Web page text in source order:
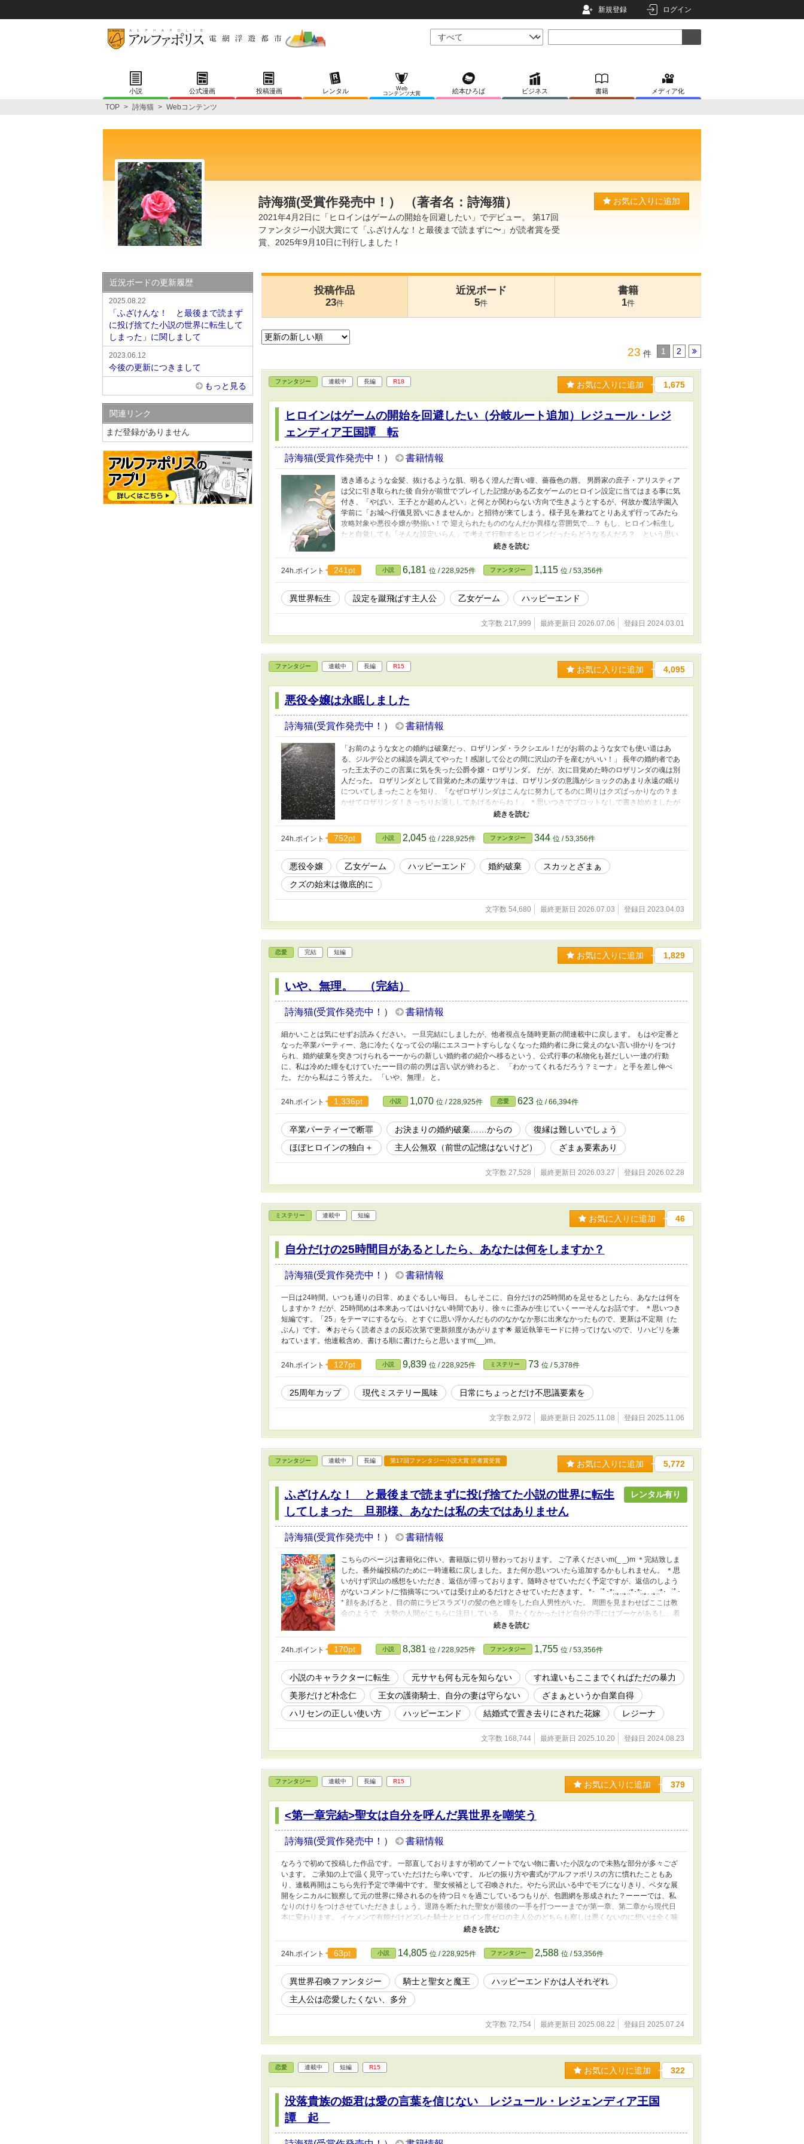
新規登録 ログイン
小説 公式漫画 投稿漫画 レンタル
Web
コンテンツ大賞
絵本ひろば ビジネス 書籍 メディア化
TOP > 詩海猫 > Webコンテンツ
詩海猫(受賞作発売中！） （著者名：詩海猫）
2021年4月2日に「ヒロインはゲームの開始を回避したい」でデビュー。 第17回
ファンタジー小説大賞にて「ふざけんな！と最後まで読まずに〜」が読者賞を受
賞、2025年9月10日に刊行しました！
お気に入りに追加
投稿作品
23件
近況ボード
5件
書籍
1件
23 件 1 2
ファンタジー 連載中 長編 R18 お気に入りに追加 1,675
ヒロインはゲームの開始を回避したい（分岐ルート追加）レジュール・レジ
ェンディア王国譚 転
詩海猫(受賞作発売中！） 書籍情報
透き通るような金髪、抜けるような肌、明るく澄んだ青い瞳、薔薇色の唇。 男爵家の庶子・アリスティア
は父に引き取られた後 自分が前世でプレイした記憶がある乙女ゲームのヒロイン設定に当てはまる事に気
付き、「やばい、王子とか超めんどい」と何とか関わらない方向で生きようとするが、何故か魔法学園入
学前に「お城へ行儀見習いにきませんか」と招待が来てしまう。様子見を兼ねてとりあえず行ってみたら
攻略対象や悪役令嬢が勢揃い！で 迎えられたもののなんだか異様な雰囲気で…？ もし、ヒロイン転生し
たと自覚しても「そんな設定いらん」て考えて行動するヒロインだったらどうなるんだろ？ という思い
つきから書き始めた話です。 ♗ レジュール・レジェンディア王国譚 起……没落貴族の姫君は愛の言葉を
った伯爵令嬢はまだ恋を知らない（キオ恋・アルファポリス・なろうにて完結）
転……ヒロインはゲームの開始を回避したい（ヒロ回・今作。
結……プロット制作中、タイトル未定 同じく投稿中の「記憶が戻
たアルフレッドルート再掲はじめました。時系列に合わせて差込になっております。「火竜V Sヒロイ
ン」の次からです。 ＊2021年4月2日に一迅社ノベルスより書籍化されておりますが、出版社との契約終
了に伴い運営に問い合わせ、掲載可とのお返事をいただき掲載しております。掲載期間は未定ですが出版
用にかなりカットしたものでなく、前半はほぼムーンライトノベルスにて連載当時のものとなります。直
しきれておらず読みにくい部分もあるかと思いますがご留意ください。 →書籍化部分後半〜ムーンライト
完結当時のものより一部又は大幅変更したエピソードあり、45話以降は書き直し部分が多いため時間をい
ただいております。
24h.ポイント 241pt 小説 6,181 位 / 228,925件 ファンタジー 1,115 位 / 53,356件
異世界転生 設定を蹴飛ばす主人公 乙女ゲーム ハッピーエンド
文字数 217,999 最終更新日 2026.07.06 登録日 2024.03.01
ファンタジー 連載中 長編 R15 お気に入りに追加 4,095
悪役令嬢は永眠しました
詩海猫(受賞作発売中！） 書籍情報
「お前のような女との婚約は破棄だっ、ロザリンダ・ラクシエル！だがお前のような女でも使い道はあ
る、ジルデ公との縁談を調えてやった！感謝して公との間に沢山の子を産むがいい！」 長年の婚約者であ
った王太子のこの言葉に気を失った公爵令嬢・ロザリンダ。 だが、次に目覚めた時のロザリンダの魂は別
人だった。 ロザリンダとして目覚めた木の葉サツキは、ロザリンダの意識がショックのあまり永遠の眠り
についてしまったことを知り、「なぜロザリンダはこんなに努力してるのに周りはクズばっかりなの？ま
かせてロザリンダ！きっちりお返ししてあげるからね！」 ＊思いつきでプロットなしで書き始めましたが
結末は決めています。暗い展開の話を書いているとメンタルにもろに影響して生活に支障が出ることに気
態に合わせて書けるものから書いていくことにします、ご了承下さいm(_ _)m
24h.ポイント 752pt 小説 2,045 位 / 228,925件 ファンタジー 344 位 / 53,356件
悪役令嬢 乙女ゲーム ハッピーエンド 婚約破棄
スカッとざまぁ
クズの始末は徹底的に
文字数 54,680 最終更新日 2026.07.03 登録日 2023.04.03
恋愛 完結 短編 お気に入りに追加 1,829
いや、無理。 （完結）
詩海猫(受賞作発売中！） 書籍情報
細かいことは気にせずお読みください。 一旦完結にしましたが、他者視点を随時更新の間連載中に戻します。 もはや定番と
なった卒業パーティー、急に冷たくなって公の場にエスコートすらしなくなった婚約者に身に覚えのない言い掛かりをつけ
られ、婚約破棄を突きつけられるーーからの新しい婚約者の紹介へ移るという、公式行事の私物化も甚だしい一連の行動
に、私は冷めた瞳をむけていたーー目の前の男は言い訳が終わると、 「わかってくれるだろう？ミーナ」 と手を差し伸べ
た。 だから私はこう答えた。 「いや、無理」 と。
24h.ポイント 1,336pt 小説 1,070 位 / 228,925件 恋愛 623 位 / 66,394件
卒業パーティーで断罪 お決まりの婚約破棄……からの
復縁は難しいでしょう
ほぼヒロインの独白＋
主人公無双（前世の記憶はないけど） ざまぁ要素あり
文字数 27,528 最終更新日 2026.03.27 登録日 2026.02.28
ミステリー 連載中 短編 お気に入りに追加 46
自分だけの25時間目があるとしたら、あなたは何をしますか？
詩海猫(受賞作発売中！） 書籍情報
一日は24時間。いつも通りの日常、めまぐるしい毎日。 もしそこに、自分だけの25時間めを足せるとしたら、あなたは何を
しますか？ だが、25時間めは本来あってはいけない時間であり、徐々に歪みが生じていくーーそんなお話です。 ＊思いつき
短編です。「25」をテーマにするなら、とすぐに思い浮かんだもののなかなか形に出来なかったもので、更新は不定期（た
ぶん）です。 🌟おそらく読者さまの反応次第で更新頻度があがります🌟 最近執筆モードに持ってけないので、リハビリを兼
ねています。他連載含め、書ける順に書けたらと思いますm(__)m。
24h.ポイント 127pt 小説 9,839 位 / 228,925件 ミステリー 73 位 / 5,378件
25周年カップ 現代ミステリー風味 日常にちょっとだけ不思議要素を
文字数 2,972 最終更新日 2025.11.08 登録日 2025.11.06
ファンタジー 連載中 長編 第17回ファンタジー小説大賞 読者賞受賞 お気に入りに追加 5,772
ふざけんな！ と最後まで読まずに投げ捨てた小説の世界に転生
してしまった 旦那様、あなたは私の夫ではありません
レンタル有り
詩海猫(受賞作発売中！） 書籍情報
こちらのページは書籍化に伴い、書籍版に切り替わっております。 ご了承くださいm(_ _)m ＊完結致しま
した。番外編投稿のために一時連載に戻しました。また何か思いついたら追加するかもしれません。 ＊思
いがけず沢山の感想をいただき、返信が滞っております。随時させていただく予定ですが、返信のしよう
がないコメント/ご指摘等については受け止めるだけとさせていただきます。 *･゜ﾟ･*:.｡..｡.:*･*:.｡. .｡.:*･゜ﾟ･
* 顔をあげると、目の前にラピスラズリの髪の色と瞳をした白人男性がいた。 周囲を見まわせばここは教
会のようで、大勢の人間がこちらに注目している。 見たくなかったけど自分の手にはブーケがあるし、着
ているものはウエディングドレスっぽい。 脳内？？が多過ぎて固まって動かない私に美形が語りかける。
基本既婚者でまとめられている護衛騎士に、なぜ彼が入っていたかと言うと以前王女が誘拐された時、救
出したのが彼だったから。 だが、外国の王族との縁談の話が上がった時に独身のしかも若い騎士がついて
た。 日本で私は社畜だった。 暗黒な日々の中、私の唯一の楽しみだったのは、ロマンス小説。 あらかた
読み尽くしたところで、友達から勧められたのがこの『ロゼの幸福』。 「ふざけんな＿＿＿！！！」 と
最後まで読むことなく投げ出した、私が前世の人生最後に読んだ小説の中に、私は転生してしまった。
24h.ポイント 170pt 小説 8,381 位 / 228,925件 ファンタジー 1,755 位 / 53,356件
小説のキャラクターに転生 元サヤも何も元を知らない
すれ違いもここまでくればただの暴力
美形だけど朴念仁
王女の護衛騎士、自分の妻は守らない
ざまぁというか自業自得
ハリセンの正しい使い方
ハッピーエンド 結婚式で置き去りにされた花嫁 レジーナ
文字数 168,744 最終更新日 2025.10.20 登録日 2024.08.23
ファンタジー 連載中 長編 R15 お気に入りに追加 379
<第一章完結>聖女は自分を呼んだ異世界を嘲笑う
詩海猫(受賞作発売中！） 書籍情報
なろうで初めて投稿した作品です。 一部直しておりますが初めてノートでない物に書いた小説なので未熟な部分が多々ござ
います。 ご承知の上で温く見守っていただけたら幸いです。 ルビの振り方や書式がアルファポリスの方に慣れたこともあ
り、連載再開はこちら先行予定で準備中です。 聖女候補として召喚された。やたら沢山いる中でモブになりきり、ベタな展
開をシニカルに観察して元の世界に帰されるのを待つ日々を過ごしているつもりが、包囲網を形成された？ーーーでは、私
なりのけりをつけさせていただきましょう。退路を断たれた聖女が最後の一手を打つーーまでが第一章、第二章から現代日
本に変わります。 イケメンで有能だけどズレた騎士とヒロイン度ゼロの主人公のどちらも察しは悪くないのに想いは全く噛
み合ってない(けど別に憎みあってもいない、多分)やり取りが主軸、なのは二部以降も変わりません。 ＊実在の人物及び名
24h.ポイント
63pt 小説 14,805 位 / 228,925件 ファンタジー 2,588 位 / 53,356件
異世界召喚ファンタジー 騎士と聖女と魔王
ハッピーエンドかは人それぞれ
主人公は恋愛したくない、多分
文字数 72,754 最終更新日 2025.08.22 登録日 2025.07.24
恋愛 連載中 短編 R15 お気に入りに追加 322
没落貴族の姫君は愛の言葉を信じない レジュール・レジェンディア王国
譚 起
近況ボードの更新履歴
2025.08.22
「ふざけんな！ と最後まで読まず
に投げ捨てた小説の世界に転生して
しまった」に関しまして
2023.06.12
今後の更新につきまして
もっと見る
関連リンク
まだ登録がありません